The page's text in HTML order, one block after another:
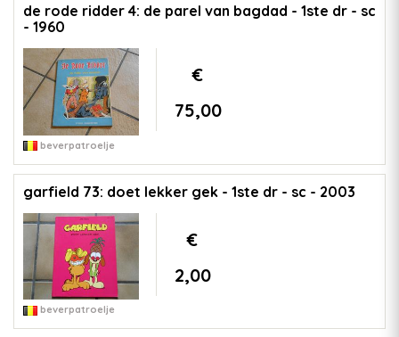
de rode ridder 4: de parel van bagdad - 1ste dr - sc
- 1960
€
75,00
beverpatroelje
garfield 73: doet lekker gek - 1ste dr - sc - 2003
€
2,00
beverpatroelje